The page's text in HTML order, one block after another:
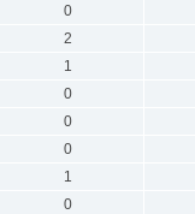
0
2
1
0
0
0
1
0